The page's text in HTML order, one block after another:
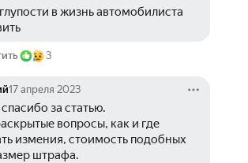
в жизнь автомобилиста
3
17 апреля 2023
за статью.
вопросы, как и где
измения, стоимость подобных
штрафа.